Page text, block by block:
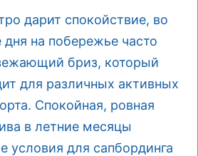
дарит спокойствие, во
на побережье часто
бриз, который
для различных активных
Спокойная, ровная
в летние месяцы
условия для сапбординга